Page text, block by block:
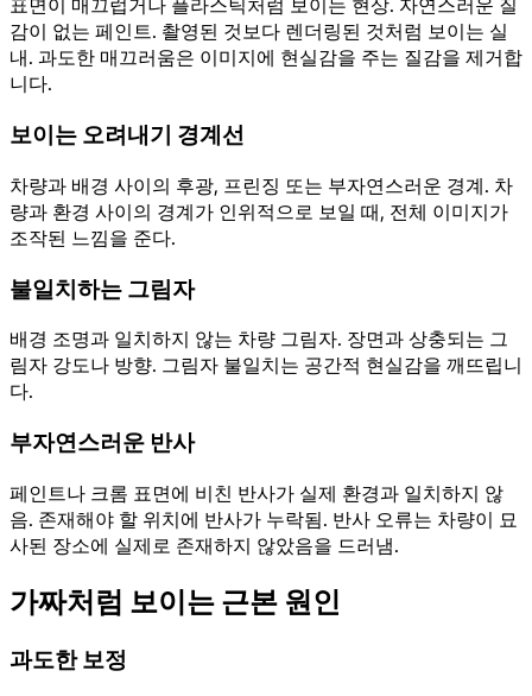
표면이 매끄럽거나 플라스틱처럼 보이는 현상. 자연스러운 질
감이 없는 페인트. 촬영된 것보다 렌더링된 것처럼 보이는 실
내. 과도한 매끄러움은 이미지에 현실감을 주는 질감을 제거합
니다.
보이는 오려내기 경계선
차량과 배경 사이의 후광, 프린징 또는 부자연스러운 경계. 차
량과 환경 사이의 경계가 인위적으로 보일 때, 전체 이미지가
조작된 느낌을 준다.
불일치하는 그림자
배경 조명과 일치하지 않는 차량 그림자. 장면과 상충되는 그
림자 강도나 방향. 그림자 불일치는 공간적 현실감을 깨뜨립니
다.
부자연스러운 반사
페인트나 크롬 표면에 비친 반사가 실제 환경과 일치하지 않
음. 존재해야 할 위치에 반사가 누락됨. 반사 오류는 차량이 묘
사된 장소에 실제로 존재하지 않았음을 드러냄.
가짜처럼 보이는 근본 원인
과도한 보정